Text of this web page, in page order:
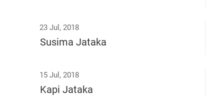
23 Jul, 2018
Susima Jataka
15 Jul, 2018
Kapi Jataka